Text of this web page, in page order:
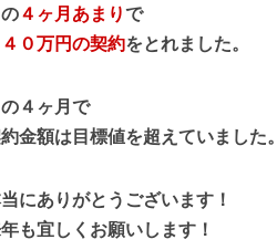
４ヶ月あまりで
０万円の契約をとれました。
４ヶ月で
金額は目標値を超えていました。
にありがとうございます！
も宜しくお願いします！